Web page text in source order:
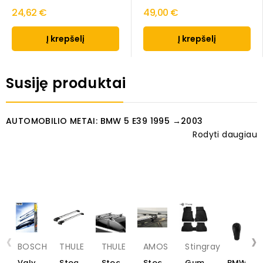
24,62 €
Į krepšelį
49,00 €
Į krepšelį
Susiję produktai
AUTOMOBILIO METAI: BMW 5 E39 1995 →2003
Rodyti daugiau
BOSCH THULE THULE AMOS Stingray
‹ ›